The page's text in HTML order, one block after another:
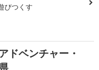
びつくす
ドベンチャー・